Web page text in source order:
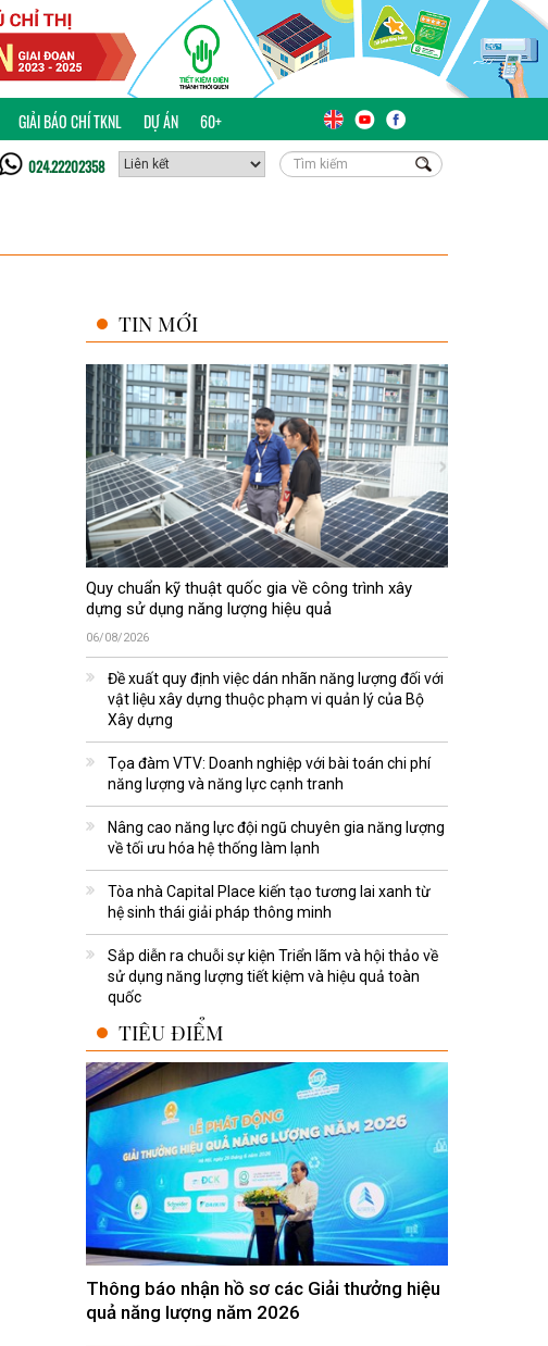
GIẢI BÁO CHÍ TKNL DỰ ÁN 60+
024.22202358
TIN MỚI
Quy chuẩn kỹ thuật quốc gia về công trình xây
dựng sử dụng năng lượng hiệu quả
06/08/2026
Đề xuất quy định việc dán nhãn năng lượng đối với
vật liệu xây dựng thuộc phạm vi quản lý của Bộ
Xây dựng
Tọa đàm VTV: Doanh nghiệp với bài toán chi phí
năng lượng và năng lực cạnh tranh
Nâng cao năng lực đội ngũ chuyên gia năng lượng
về tối ưu hóa hệ thống làm lạnh
Tòa nhà Capital Place kiến tạo tương lai xanh từ
hệ sinh thái giải pháp thông minh
Sắp diễn ra chuỗi sự kiện Triển lãm và hội thảo về
sử dụng năng lượng tiết kiệm và hiệu quả toàn
quốc
TIÊU ĐIỂM
Thông báo nhận hồ sơ các Giải thưởng hiệu
quả năng lượng năm 2026